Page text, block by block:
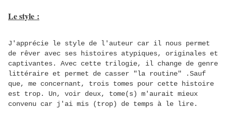
Le style :
J'apprécie le style de l'auteur car il nous permet
de rêver avec ses histoires atypiques, originales et
captivantes. Avec cette trilogie, il change de genre
littéraire et permet de casser "la routine" .Sauf
que, me concernant, trois tomes pour cette histoire
est trop. Un, voir deux, tome(s) m'aurait mieux
convenu car j'ai mis (trop) de temps à le lire.